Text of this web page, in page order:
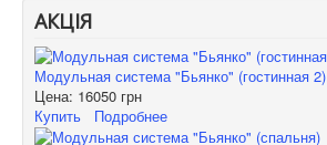
АКЦІЯ
Модульная система "Бьянко" (гостинная 2)
Цена: 16050 грн
Купить
Подробнее